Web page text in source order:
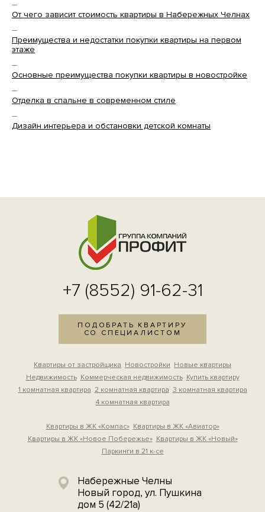
—
От чего зависит стоимость квартиры в Набережных Челнах
—
Преимущества и недостатки покупки квартиры на первом
этаже
—
Основные преимущества покупки квартиры в новостройке
—
Отделка в спальне в современном стиле
—
Дизайн интерьера и обстановки детской комнаты
+7 (8552) 91-62-31
ПОДОБРАТЬ КВАРТИРУ
СО СПЕЦИАЛИСТОМ
Квартиры от застройщика Новостройки Новые квартиры
Недвижимость Коммерческая недвижимость Купить квартиру
1 комнатная квартира 2 комнатная квартира 3 комнатная квартира
4 комнатная квартира
Квартиры в ЖК «Компас» Квартиры в ЖК «Авиатор»
Квартиры в ЖК «Новое Побережье» Квартиры в ЖК «Новый»
Паркинги в 21 к-се
Набережные Челны
Новый город, ул. Пушкина
дом 5 (42/21а)